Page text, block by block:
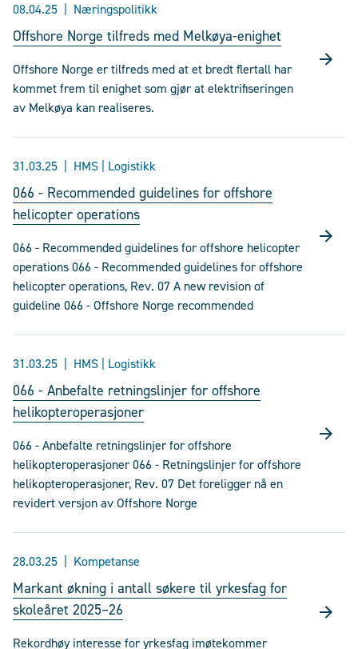
08.04.25 Næringspolitikk
Offshore Norge tilfreds med Melkøya-enighet
Offshore Norge er tilfreds med at et bredt flertall har
kommet frem til enighet som gjør at elektrifiseringen
av Melkøya kan realiseres.
31.03.25 HMS | Logistikk
066 - Recommended guidelines for offshore
helicopter operations
066 - Recommended guidelines for offshore helicopter
operations 066 - Recommended guidelines for offshore
helicopter operations, Rev. 07 A new revision of
guideline 066 - Offshore Norge recommended
31.03.25 HMS | Logistikk
066 - Anbefalte retningslinjer for offshore
helikopteroperasjoner
066 - Anbefalte retningslinjer for offshore
helikopteroperasjoner 066 - Retningslinjer for offshore
helikopteroperasjoner, Rev. 07 Det foreligger nå en
revidert versjon av Offshore Norge
28.03.25 Kompetanse
Markant økning i antall søkere til yrkesfag for
skoleåret 2025–26
Rekordhøy interesse for yrkesfag imøtekommer